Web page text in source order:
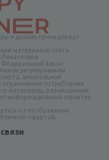
и дизайн принадлежат
материалов сайта
закон
регулировании
алкогольной
потребления
материалы, размещённые
информационный характер
от изображения.
офертой.